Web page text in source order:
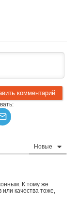
Новые
К тому же
качества тоже,